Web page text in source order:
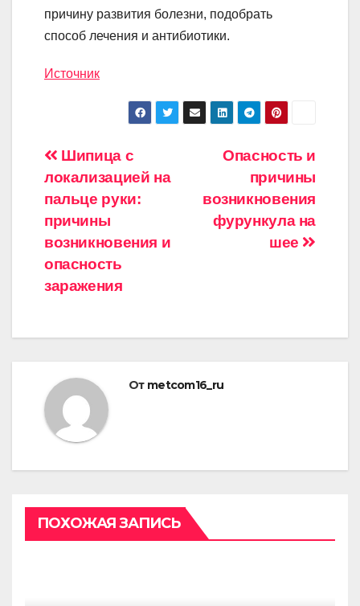
причину развития болезни, подобрать
способ лечения и антибиотики.
Источник
Навигация
по
записям
Опасность и
причины
возникновения
фурункула на
шее
Шипица с
локализацией на
пальце руки:
причины
возникновения и
опасность
заражения
От metcom16_ru
ПОХОЖАЯ ЗАПИСЬ